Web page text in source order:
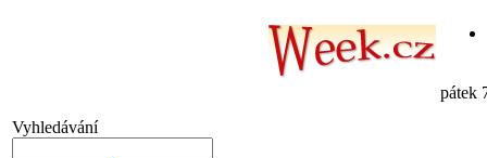
pátek
Vyhledávání